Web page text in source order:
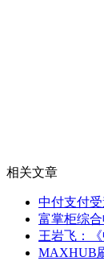
相关文章
中付支付
富掌柜综
王岩飞：
MAXHUB